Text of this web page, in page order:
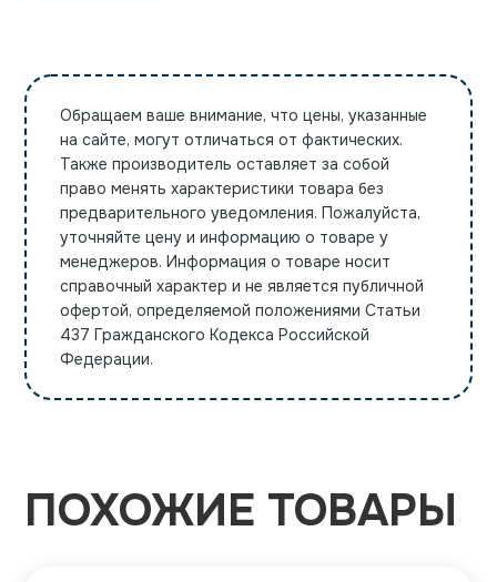
Обращаем ваше внимание, что цены, указанные
на сайте, могут отличаться от фактических.
Также производитель оставляет за собой
право менять характеристики товара без
предварительного уведомления. Пожалуйста,
уточняйте цену и информацию о товаре у
менеджеров. Информация о товаре носит
справочный характер и не является публичной
офертой, определяемой положениями Статьи
437 Гражданского Кодекса Российской
Федерации.
ПОХОЖИЕ ТОВАРЫ